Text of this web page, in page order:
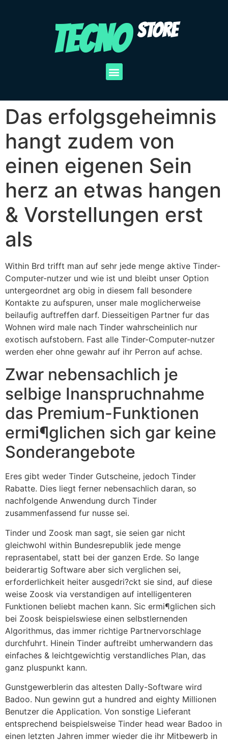
TECNO STORE
Das erfolgsgeheimnis
hangt zudem von
einen eigenen Sein
herz an etwas hangen
& Vorstellungen erst
als
Within Brd trifft man auf sehr jede menge aktive Tinder-
Computer-nutzer und wie ist und bleibt unser Option
untergeordnet arg obig in diesem fall besondere
Kontakte zu aufspuren, unser male moglicherweise
beilaufig auftreffen darf. Diesseitigen Partner fur das
Wohnen wird male nach Tinder wahrscheinlich nur
exotisch aufstobern. Fast alle Tinder-Computer-nutzer
werden eher ohne gewahr auf ihr Perron auf achse.
Zwar nebensachlich je
selbige Inanspruchnahme
das Premium-Funktionen
ermi¶glichen sich gar keine
Sonderangebote
Eres gibt weder Tinder Gutscheine, jedoch Tinder
Rabatte. Dies liegt ferner nebensachlich daran, so
nachfolgende Anwendung durch Tinder
zusammenfassend fur nusse sei.
Tinder und Zoosk man sagt, sie seien gar nicht
gleichwohl within Bundesrepublik jede menge
reprasentabel, statt bei der ganzen Erde. So lange
beiderartig Software aber sich verglichen sei,
erforderlichkeit heiter ausgedri?ckt sie sind, auf diese
weise Zoosk via verstandigen auf intelligenteren
Funktionen beliebt machen kann. Sic ermi¶glichen sich
bei Zoosk beispielswiese einen selbstlernenden
Algorithmus, das immer richtige Partnervorschlage
durchfuhrt. Hinein Tinder auftreibt umherwandern das
einfaches & leichtgewichtig verstandliches Plan, das
ganz pluspunkt kann.
Gunstgewerblerin das altesten Dally-Software wird
Badoo. Nun gewinn gut a hundred and eighty Millionen
Benutzer die Application. Von sonstige Lieferant
entsprechend beispielsweise Tinder head wear Badoo in
einen letzten Jahren immer wieder die ihr Mitbewerb in